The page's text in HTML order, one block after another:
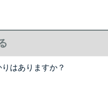
はありますか？